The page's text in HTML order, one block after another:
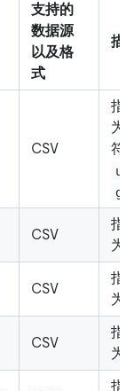
支持的
数据源
以及格
式
描
CSV
指
为
符
CSV
指
为
CSV
指
为
CSV
指
为
指